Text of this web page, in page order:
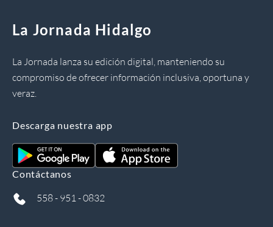
La Jornada Hidalgo
La Jornada lanza su edición digital, manteniendo su
compromiso de ofrecer información inclusiva, oportuna y
veraz.
Descarga nuestra app
Contáctanos
558 - 951 - 0832